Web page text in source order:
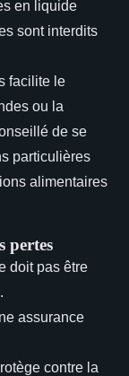
en liquide
sont interdits
facilite le
ou la
de se
particulières
alimentaires
pertes
doit pas être
assurance
contre la